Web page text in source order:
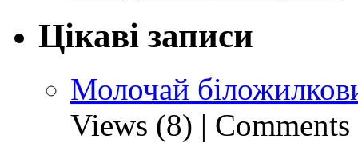
Цікаві записи
Молочай
Views (8) |